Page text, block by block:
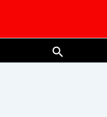
Search